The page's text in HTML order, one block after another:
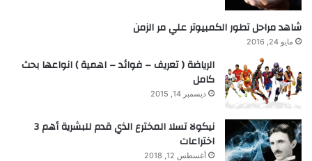
شاهد مراحل تطور الكمبيوتر علي مر الزمن
مايو 24, 2016
الرياضة ( تعريف – فوائد – اهمية ) انواعها بحث
كامل
ديسمبر 14, 2015
نيكولا تسلا المخترع الذي قدم للبشرية أهم 3
اختراعات
أغسطس 12, 2018